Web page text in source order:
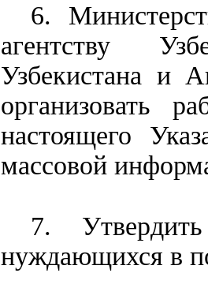
6.
агентству
Узбекистана и
организовать
настоящего
массовой
7.
нуждающихся в